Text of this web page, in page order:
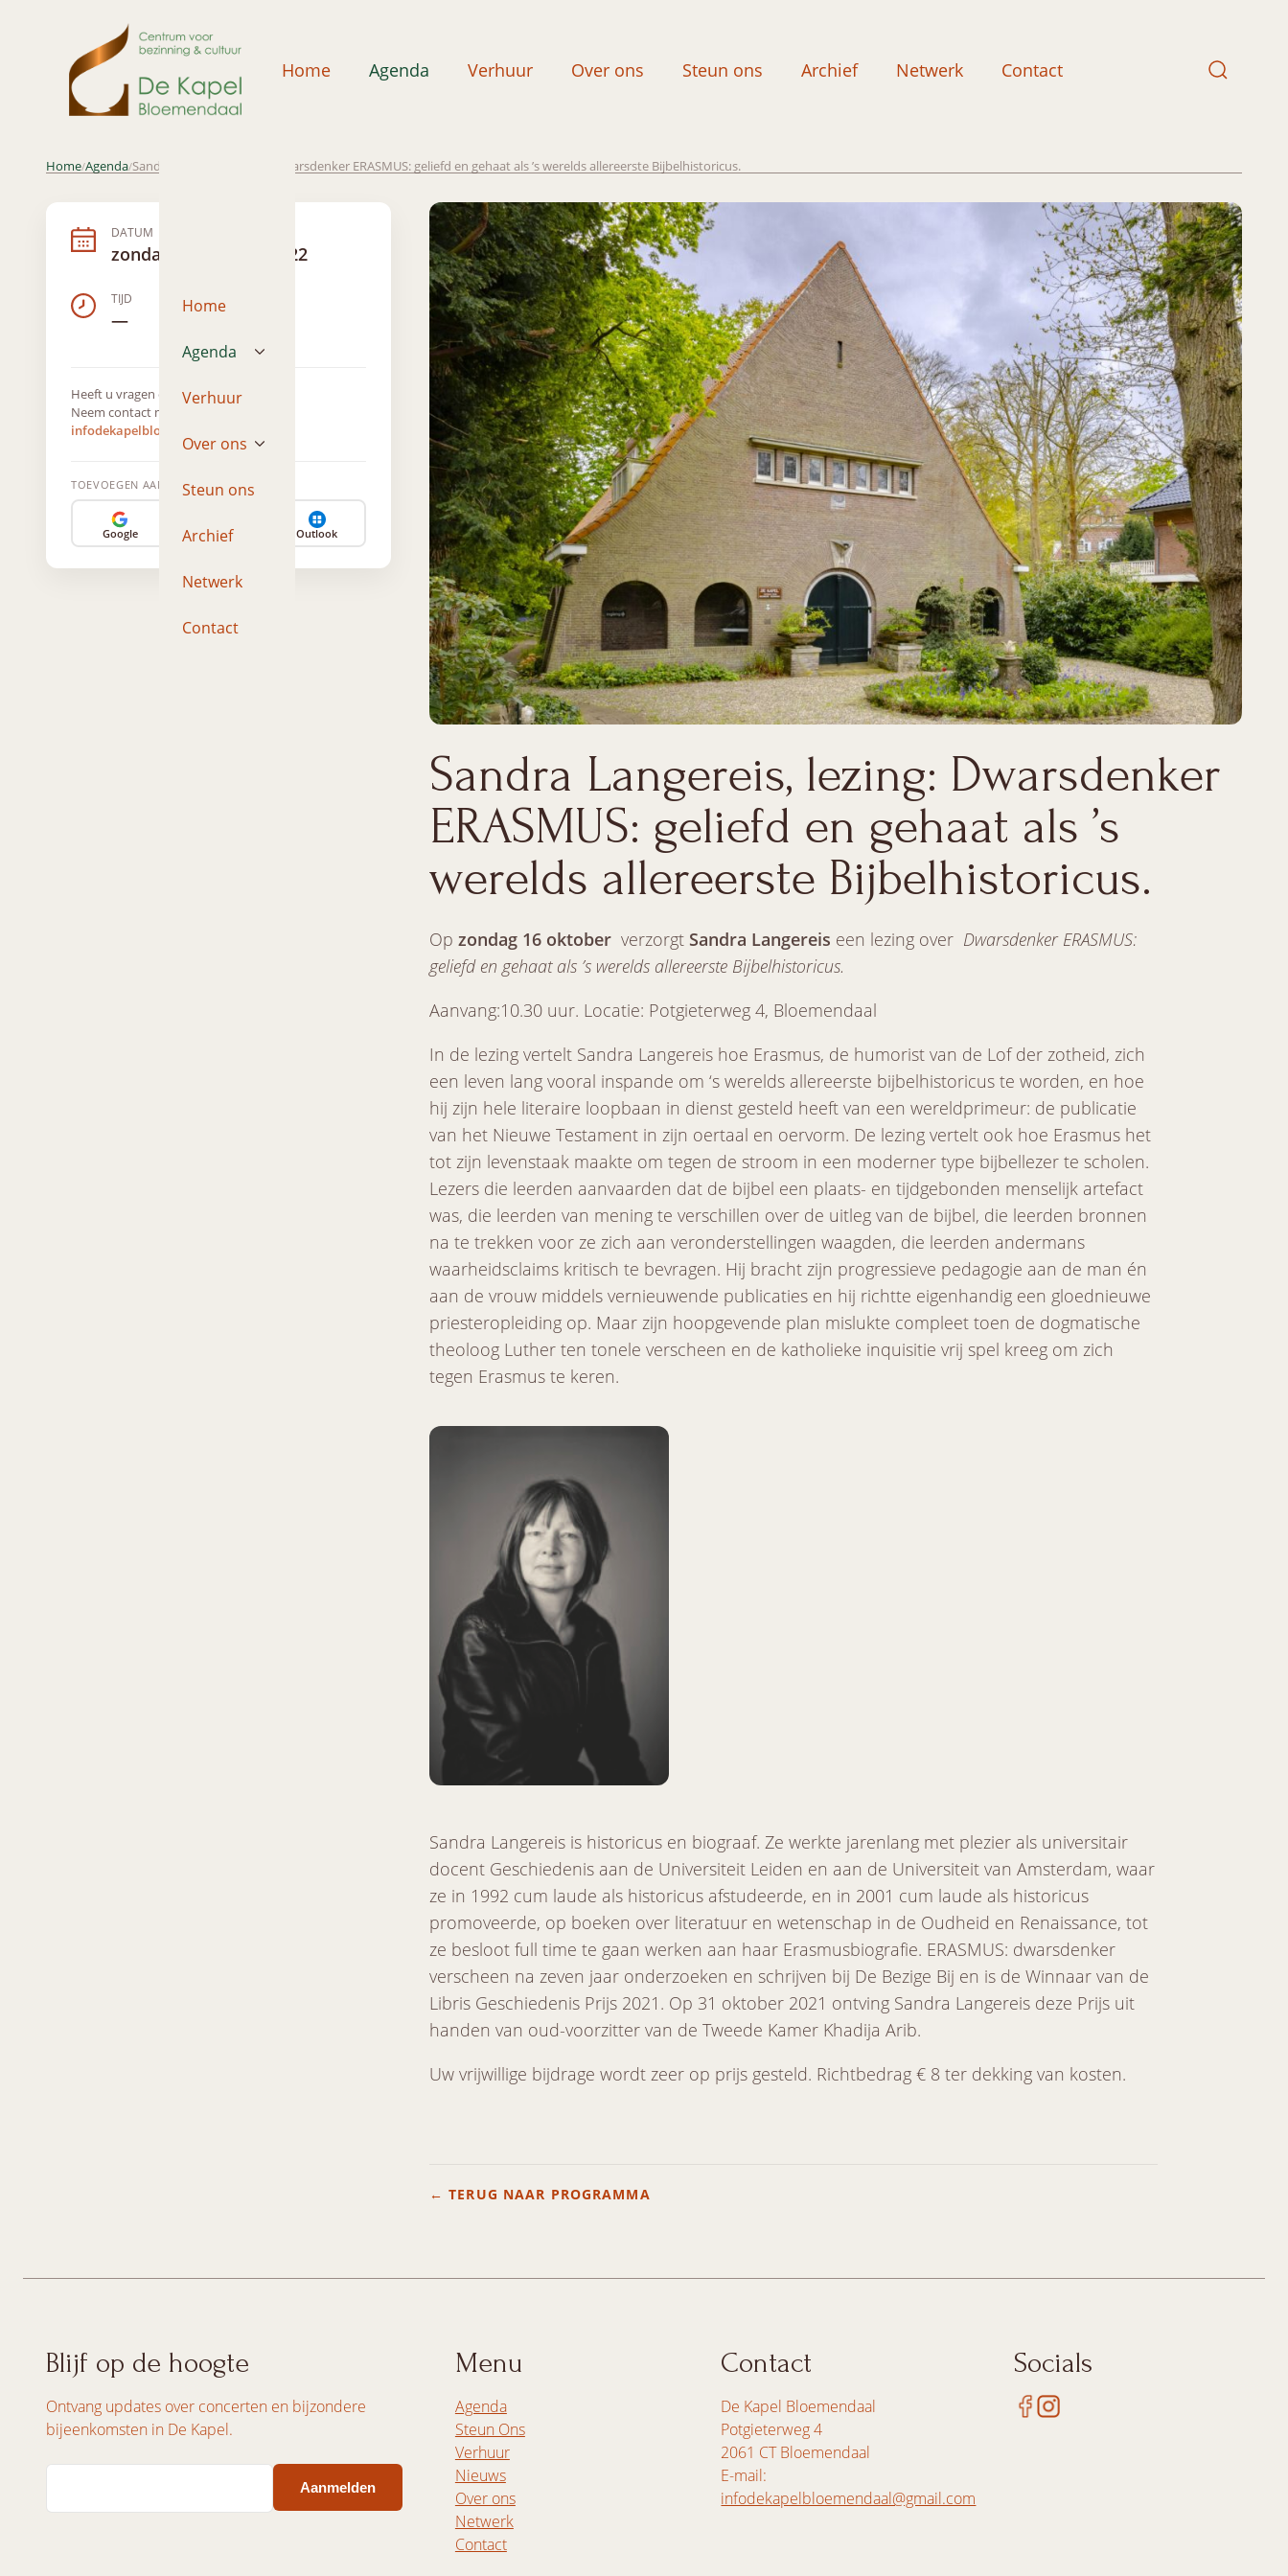
Home Agenda Verhuur Over ons Steun ons Archief Netwerk Contact
Home
Agenda
Verhuur
Over ons
Steun ons
Archief
Netwerk
Contact
Home/Agenda/Sandra Langereis, lezing: Dwarsdenker ERASMUS: geliefd en gehaat als ’s werelds allereerste Bijbelhistoricus.
DATUM
zondag 16 oktober 2022
TIJD
—
Heeft u vragen over dit evenement?
Neem contact met ons op via
infodekapelbloemendaal@gmail.com
TOEVOEGEN AAN AGENDA
Google Apple Outlook
Sandra Langereis, lezing: Dwarsdenker
ERASMUS: geliefd en gehaat als ’s
werelds allereerste Bijbelhistoricus.
Op zondag 16 oktober verzorgt Sandra Langereis een lezing over Dwarsdenker ERASMUS:
geliefd en gehaat als ’s werelds allereerste Bijbelhistoricus.
Aanvang:10.30 uur. Locatie: Potgieterweg 4, Bloemendaal
In de lezing vertelt Sandra Langereis hoe Erasmus, de humorist van de Lof der zotheid, zich
een leven lang vooral inspande om ‘s werelds allereerste bijbelhistoricus te worden, en hoe
hij zijn hele literaire loopbaan in dienst gesteld heeft van een wereldprimeur: de publicatie
van het Nieuwe Testament in zijn oertaal en oervorm. De lezing vertelt ook hoe Erasmus het
tot zijn levenstaak maakte om tegen de stroom in een moderner type bijbellezer te scholen.
Lezers die leerden aanvaarden dat de bijbel een plaats- en tijdgebonden menselijk artefact
was, die leerden van mening te verschillen over de uitleg van de bijbel, die leerden bronnen
na te trekken voor ze zich aan veronderstellingen waagden, die leerden andermans
waarheidsclaims kritisch te bevragen. Hij bracht zijn progressieve pedagogie aan de man én
aan de vrouw middels vernieuwende publicaties en hij richtte eigenhandig een gloednieuwe
priesteropleiding op. Maar zijn hoopgevende plan mislukte compleet toen de dogmatische
theoloog Luther ten tonele verscheen en de katholieke inquisitie vrij spel kreeg om zich
tegen Erasmus te keren.
Sandra Langereis is historicus en biograaf. Ze werkte jarenlang met plezier als universitair
docent Geschiedenis aan de Universiteit Leiden en aan de Universiteit van Amsterdam, waar
ze in 1992 cum laude als historicus afstudeerde, en in 2001 cum laude als historicus
promoveerde, op boeken over literatuur en wetenschap in de Oudheid en Renaissance, tot
ze besloot full time te gaan werken aan haar Erasmusbiografie. ERASMUS: dwarsdenker
verscheen na zeven jaar onderzoeken en schrijven bij De Bezige Bij en is de Winnaar van de
Libris Geschiedenis Prijs 2021. Op 31 oktober 2021 ontving Sandra Langereis deze Prijs uit
handen van oud-voorzitter van de Tweede Kamer Khadija Arib.
Uw vrijwillige bijdrage wordt zeer op prijs gesteld. Richtbedrag € 8 ter dekking van kosten.
← TERUG NAAR PROGRAMMA
Blijf op de hoogte
Ontvang updates over concerten en bijzondere
bijeenkomsten in De Kapel.
Email
Menu
Agenda
Steun Ons
Verhuur
Nieuws
Over ons
Netwerk
Contact
Contact
De Kapel Bloemendaal
Potgieterweg 4
2061 CT Bloemendaal
E-mail:
infodekapelbloemendaal@gmail.com
Socials